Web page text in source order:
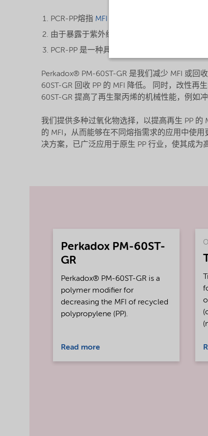
PCR-PP熔指 MFI
大部分在只有特定的范围，
由于暴露于紫外线/阳光、再加工等而发生降
PCR-PP 是一种具有宽分子量分布 (
Perkadox® PM-60ST-GR 是我们减少 MFI 或
60ST-GR 回收 PP 的 MFI 降低。 同时，改性
60ST-GR 提高了再生聚丙烯的机械性能，例如
我们提供多种过氧化物选择，以提高再生 PP
的 MFI，从而能够在不同熔指需求的应用中使
决方案，已广泛应用于原生 PP 行业，使其成为
Perkadox PM-60ST-
GR
Perkadox® PM-60ST-GR is a
polymer modifier for
decreasing the MFI of recycled
polypropylene (PP).
Read more